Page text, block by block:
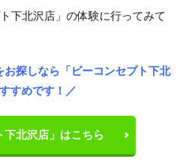
下北沢店」の体験に行ってみて
探しなら「ビーコンセプト下北
すめです！／
下北沢店」はこちら